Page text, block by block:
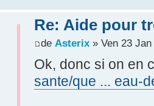
Re: Aide pour
de Asterix» Ven 23 Jan
Ok, donc si on en
sante/que ... eau-